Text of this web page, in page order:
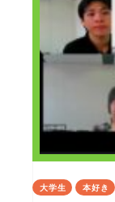
大学生 本好き